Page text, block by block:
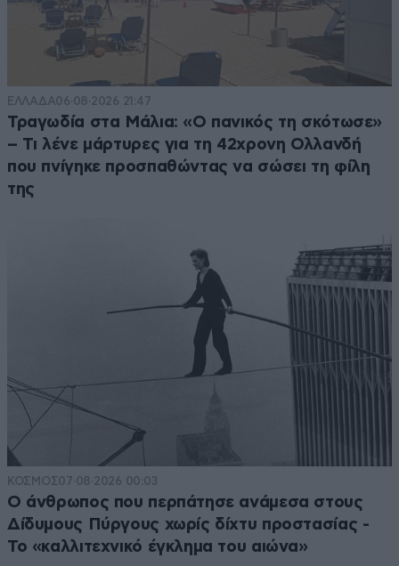
ΕΛΛΑΔΑ06·08·2026 21:47
Τραγωδία στα Μάλια: «Ο πανικός τη σκότωσε»
– Τι λένε μάρτυρες για τη 42χρονη Ολλανδή
που πνίγηκε προσπαθώντας να σώσει τη φίλη
της
ΚΟΣΜΟΣ07·08·2026 00:03
Ο άνθρωπος που περπάτησε ανάμεσα στους
Δίδυμους Πύργους χωρίς δίχτυ προστασίας -
Το «καλλιτεχνικό έγκλημα του αιώνα»